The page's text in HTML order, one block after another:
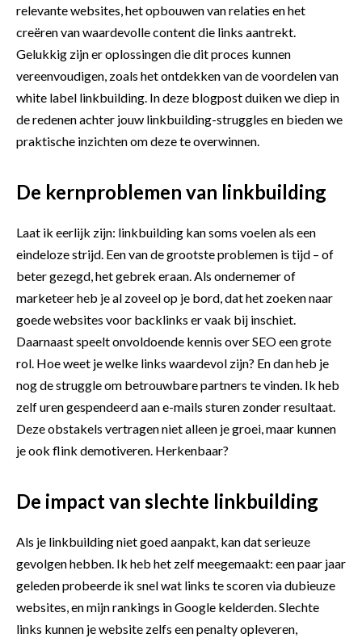
relevante websites, het opbouwen van relaties en het
creëren van waardevolle content die links aantrekt.
Gelukkig zijn er oplossingen die dit proces kunnen
vereenvoudigen, zoals het ontdekken van de voordelen van
white label linkbuilding. In deze blogpost duiken we diep in
de redenen achter jouw linkbuilding-struggles en bieden we
praktische inzichten om deze te overwinnen.
De kernproblemen van linkbuilding
Laat ik eerlijk zijn: linkbuilding kan soms voelen als een
eindeloze strijd. Een van de grootste problemen is tijd – of
beter gezegd, het gebrek eraan. Als ondernemer of
marketeer heb je al zoveel op je bord, dat het zoeken naar
goede websites voor backlinks er vaak bij inschiet.
Daarnaast speelt onvoldoende kennis over SEO een grote
rol. Hoe weet je welke links waardevol zijn? En dan heb je
nog de struggle om betrouwbare partners te vinden. Ik heb
zelf uren gespendeerd aan e-mails sturen zonder resultaat.
Deze obstakels vertragen niet alleen je groei, maar kunnen
je ook flink demotiveren. Herkenbaar?
De impact van slechte linkbuilding
Als je linkbuilding niet goed aanpakt, kan dat serieuze
gevolgen hebben. Ik heb het zelf meegemaakt: een paar jaar
geleden probeerde ik snel wat links te scoren via dubieuze
websites, en mijn rankings in Google kelderden. Slechte
links kunnen je website zelfs een penalty opleveren,